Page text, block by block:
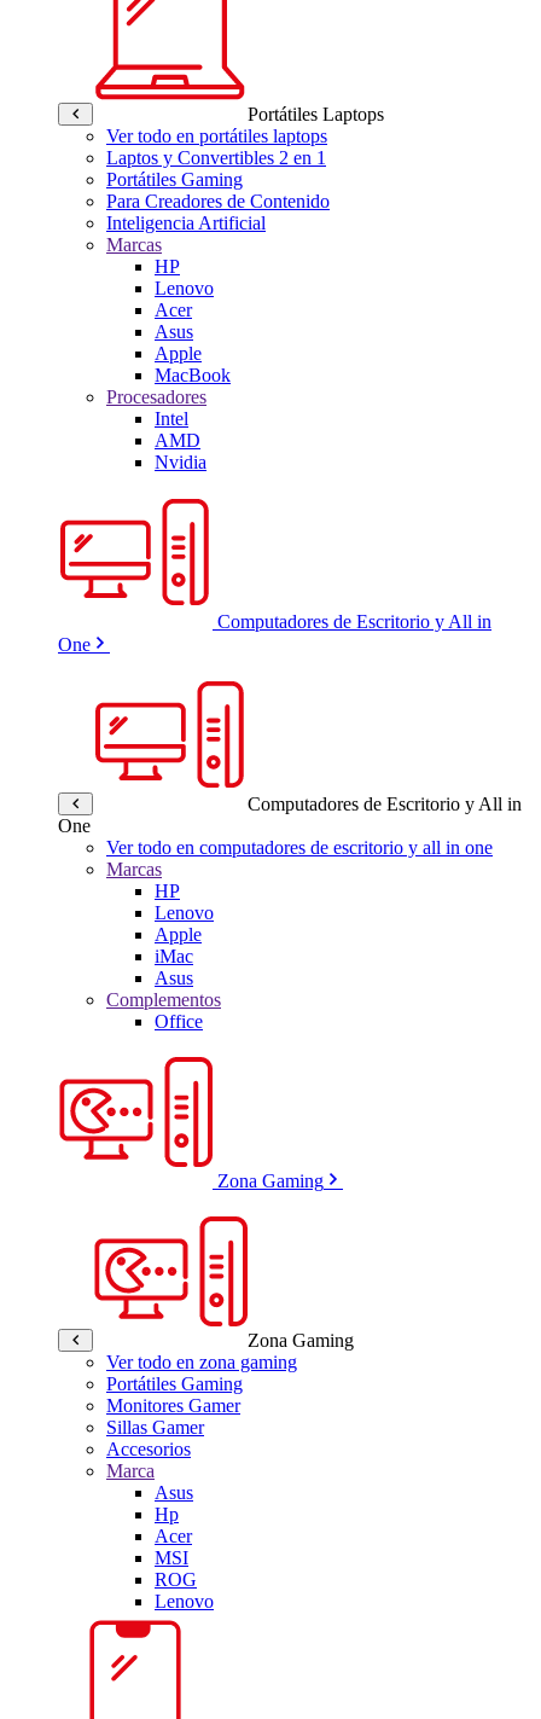
Portátiles Laptops
Ver todo en portátiles laptops
Laptos y Convertibles 2 en 1
Portátiles Gaming
Para Creadores de Contenido
Inteligencia Artificial
Marcas
HP
Lenovo
Acer
Asus
Apple
MacBook
Procesadores
Intel
AMD
Nvidia
Computadores de Escritorio y All in
One
Computadores de Escritorio y All in
One
Ver todo en computadores de escritorio y all in one
Marcas
HP
Lenovo
Apple
iMac
Asus
Complementos
Office
Zona Gaming
Zona Gaming
Ver todo en zona gaming
Portátiles Gaming
Monitores Gamer
Sillas Gamer
Accesorios
Marca
Asus
Hp
Acer
MSI
ROG
Lenovo